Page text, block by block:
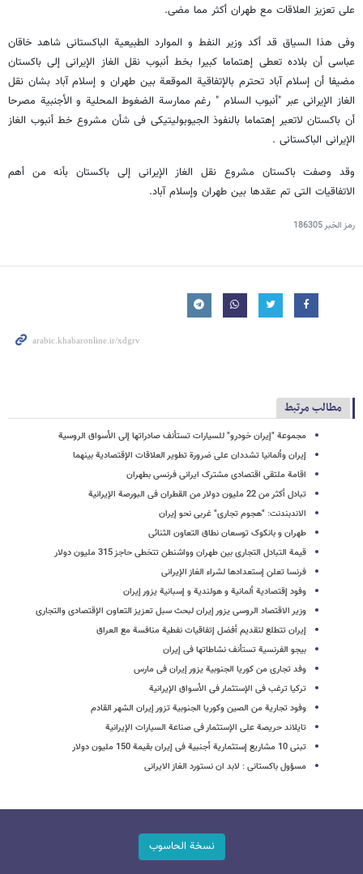
علی تعزیز العلاقات مع طهران أکثر مما مضی.
وفی هذا السیاق قد أکد وزیر النفط و الموارد الطبیعیة الباکستانی شاهد خاقان
عباسی أن بلاده تعطی إهتماما کبیرا بخط أنبوب نقل الغاز الإیرانی إلی باکستان
مضیفا أن إسلام آباد تحترم بالإتفاقیة الموقعة بین طهران و إسلام آباد بشان نقل
الغاز الإیرانی عبر "أنبوب السلام " رغم ممارسة الضغوط المحلیة و الأجنبیة مصرحا
أن باکستان لاتعیر إهتماما بالنفوذ الجیوبولیتیکی فی شأن مشروع خط أنبوب الغاز
الإیرانی الباکستانی .
وقد وصفت باکستان مشروع نقل الغاز الإیرانی إلی باکستان بأنه من أهم
الاتفاقیات التی تم عقدها بین طهران وإسلام آباد.
رمز الخبر186305
مطالب مرتبط
مجموعة "إیران خودرو" للسیارات تستأنف صادراتها إلى الأسواق الروسیة
إیران وألمانیا تشددان علی ضرورة تطویر العلاقات الإقتصادیة بینهما
اقامة ملتقى اقتصادی مشترک ایرانی فرنسی بطهران
تبادل أکثر من 22 ملیون دولار من القطران فی البورصة الإیرانیة
الاندبندنت: "هجوم تجاری" غربی نحو إیران
طهران و بانکوک توسعان نطاق التعاون الثنائی
قیمة التبادل التجاری بین طهران وواشنطن تتخطی حاجز 315 ملیون دولار
فرنسا تعلن إستعدادها لشراء الغاز الإیرانی
وفود إقتصادیة ألمانیة و هولندیة و إسبانیة یزور إیران
وزیر الاقتصاد الروسی یزور إیران لبحث سبل تعزیز التعاون الإقتصادی والتجاری
إیران تتطلع لتقدیم أفضل إتفاقیات نفطیة منافسة مع العراق
بیجو الفرنسیة تستأنف نشاطاتها فی إیران
وفد تجاری من کوریا الجنوبیة یزور إیران فی مارس
ترکیا ترغب فی الإستثمار فی الأسواق الإیرانیة
وفود تجاریة من الصین وکوریا الجنوبیة تزور إیران الشهر القادم
تایلاند حریصة علی الإستثمار فی صناعة السیارات الإیرانیة
تبنی 10 مشاریع إستثماریة أجنبیة فی إیران بقیمة 150 ملیون دولار
مسؤول باکستانی : لابد ان نستورد الغاز الایرانی
نسخة الحاسوب